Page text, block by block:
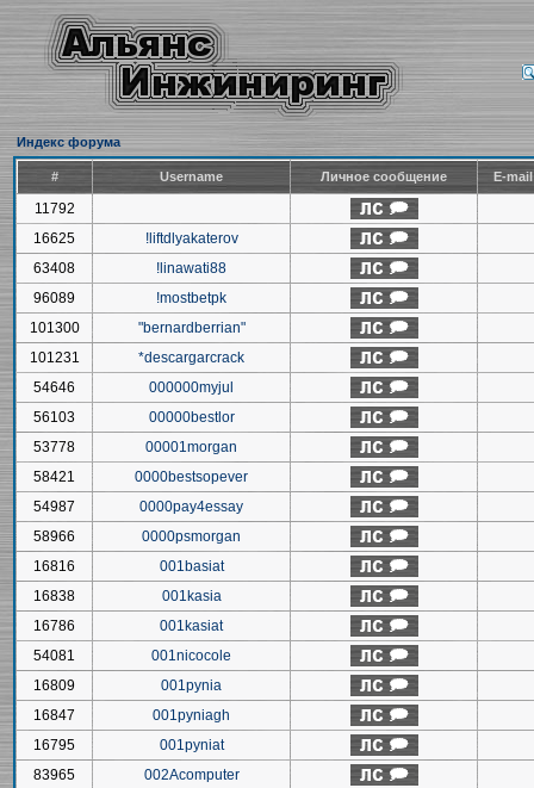
Индекс форума
# Username Личное сообщение E-
11792
16625
!liftdlyakaterov
63408
!linawati88
96089
!mostbetpk
101300
"bernardberrian"
101231
*descargarcrack
54646
000000myjul
56103
00000bestlor
53778
00001morgan
58421
0000bestsopever
54987
0000pay4essay
58966
0000psmorgan
16816
001basiat
16838
001kasia
16786
001kasiat
54081
001nicocole
16809
001pynia
16847
001pyniagh
16795
001pyniat
83965
002Acomputer